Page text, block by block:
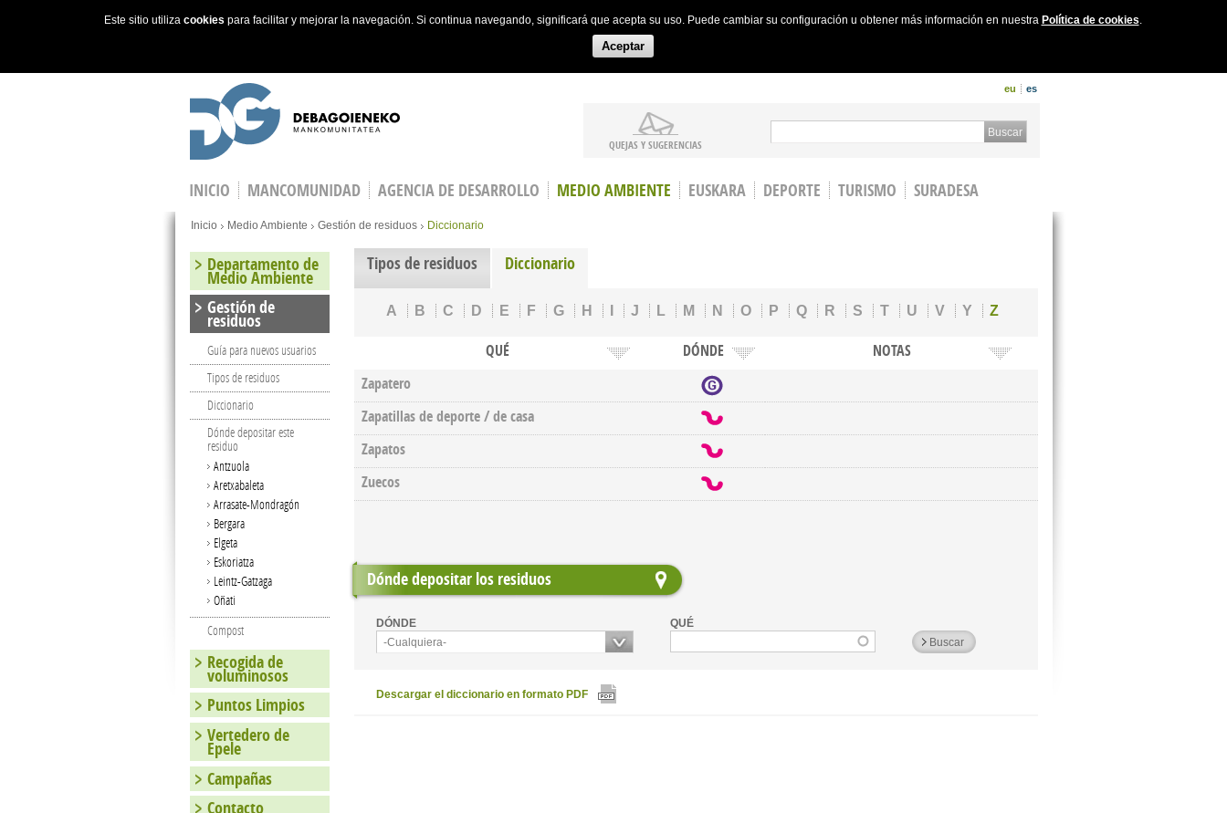
Este sitio utiliza cookies para facilitar y mejorar la navegación. Si continua navegando, significará que acepta su uso. Puede cambiar su configuración u obtener más información en nuestra Política de cookies.
Aceptar
eu es
QUEJAS Y SUGERENCIAS
Search form
INICIO MANCOMUNIDAD AGENCIA DE DESARROLLO MEDIO AMBIENTE EUSKARA DEPORTE TURISMO
SURADESA
You are here
Inicio Medio Ambiente Gestión de residuos Diccionario
Tipos de residuos Diccionario
A B C D E F G H J L M N O P Q R S T U V Y Z
QUÉ DÓNDE
NOTAS
Zapatero
Zapatillas de deporte / de casa
Zapatos
Zuecos
Dónde depositar los residuos
DÓNDE
-Cualquiera-
QUÉ
Descargar el diccionario en formato PDF
Departamento de
Medio Ambiente
Gestión de
residuos
Guía para nuevos usuarios
Tipos de residuos
Diccionario
Dónde depositar este
residuo
Antzuola
Aretxabaleta
Arrasate-Mondragón
Bergara
Elgeta
Eskoriatza
Leintz-Gatzaga
Oñati
Compost
Recogida de
voluminosos
Puntos Limpios
Vertedero de
Epele
Campañas
Contacto